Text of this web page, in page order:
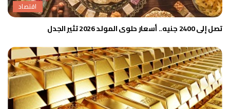
اقتصاد
تصل إلى 2400 جنيه.. أسعار حلوى المولد 2026 تثير الجدل